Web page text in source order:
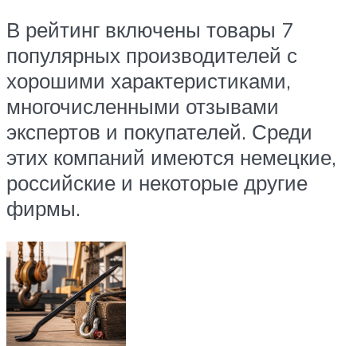
В рейтинг включены товары 7
популярных производителей с
хорошими характеристиками,
многочисленными отзывами
экспертов и покупателей. Среди
этих компаний имеются немецкие,
российские и некоторые другие
фирмы.